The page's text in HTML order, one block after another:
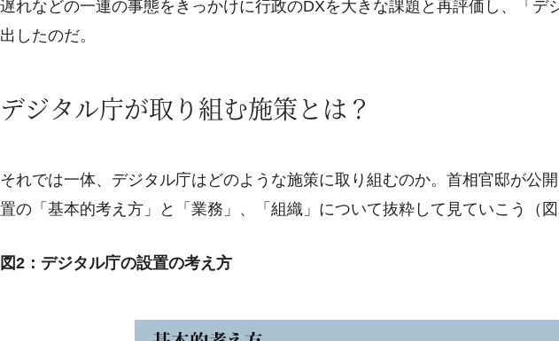
遅れなどの一連の事態をきっかけに行政のDXを大きな課題と再評価し、「デ
出したのだ。
デジタル庁が取り組む施策とは？
それでは一体、デジタル庁はどのような施策に取り組むのか。首相官邸が公
置の「基本的考え方」と「業務」、「組織」について抜粋して見ていこう（図
図2：デジタル庁の設置の考え方